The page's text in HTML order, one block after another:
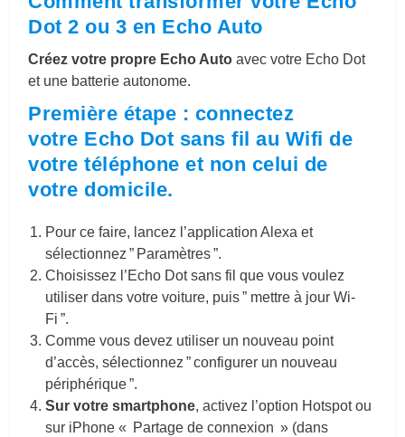
Dot 2 ou 3 en Echo Auto
Créez votre propre Echo Auto avec votre Echo Dot
et une batterie autonome.
Première étape : connectez
votre Echo Dot sans fil au Wifi de
votre téléphone et non celui de
votre domicile.
Pour ce faire, lancez l’application Alexa et
sélectionnez ” Paramètres ”.
Choisissez l’Echo Dot sans fil que vous voulez
utiliser dans votre voiture, puis ” mettre à jour Wi-
Fi ”.
Comme vous devez utiliser un nouveau point
d’accès, sélectionnez ” configurer un nouveau
périphérique ”.
Sur votre smartphone, activez l’option Hotspot ou
sur iPhone « Partage de connexion » (dans